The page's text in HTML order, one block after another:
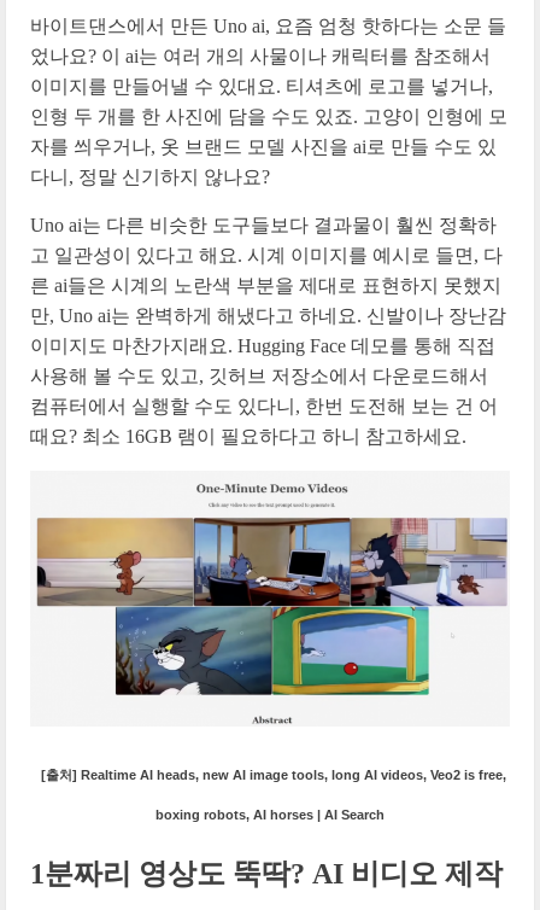
바이트댄스에서 만든 Uno ai, 요즘 엄청 핫하다는 소문 들
었나요? 이 ai는 여러 개의 사물이나 캐릭터를 참조해서
이미지를 만들어낼 수 있대요. 티셔츠에 로고를 넣거나,
인형 두 개를 한 사진에 담을 수도 있죠. 고양이 인형에 모
자를 씌우거나, 옷 브랜드 모델 사진을 ai로 만들 수도 있
다니, 정말 신기하지 않나요?
Uno ai는 다른 비슷한 도구들보다 결과물이 훨씬 정확하
고 일관성이 있다고 해요. 시계 이미지를 예시로 들면, 다
른 ai들은 시계의 노란색 부분을 제대로 표현하지 못했지
만, Uno ai는 완벽하게 해냈다고 하네요. 신발이나 장난감
이미지도 마찬가지래요. Hugging Face 데모를 통해 직접
사용해 볼 수도 있고, 깃허브 저장소에서 다운로드해서
컴퓨터에서 실행할 수도 있다니, 한번 도전해 보는 건 어
때요? 최소 16GB 램이 필요하다고 하니 참고하세요.
[출처] Realtime AI heads, new AI image tools, long AI videos, Veo2 is free,
boxing robots, AI horses | AI Search
1분짜리 영상도 뚝딱? AI 비디오 제작